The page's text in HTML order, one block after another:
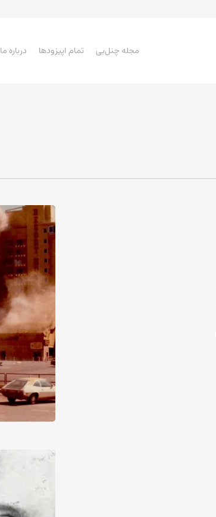
مجله چنل‌بی تمام اپیزودها درباره ما